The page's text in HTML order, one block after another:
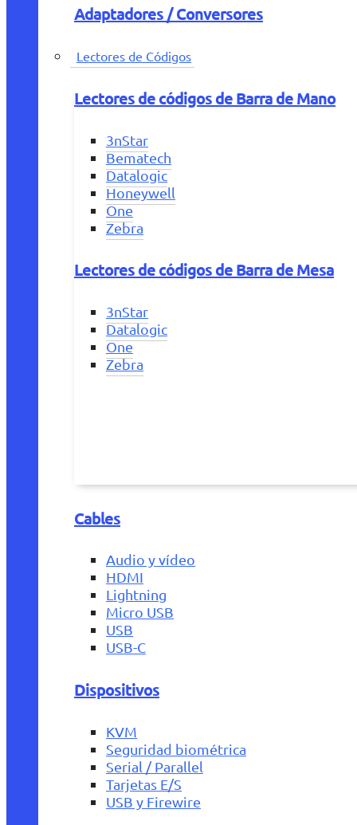
Adaptadores / Conversores
Lectores de Códigos
Lectores de códigos de Barra de Mano
3nStar
Bematech
Datalogic
Honeywell
One
Zebra
Lectores de códigos de Barra de Mesa
3nStar
Datalogic
One
Zebra
Cables
Audio y vídeo
HDMI
Lightning
Micro USB
USB
USB-C
Dispositivos
KVM
Seguridad biométrica
Serial / Parallel
Tarjetas E/S
USB y Firewire